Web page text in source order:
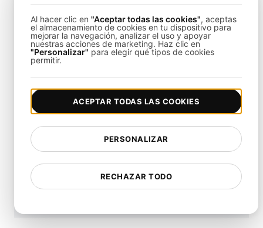
¿Qué tan rápido es tu
sitio web?
Mejora su velocidad y SEO sin problemas con
Al hacer clic en "Aceptar todas las cookies", aceptas
el almacenamiento de cookies en tu dispositivo para
mejorar la navegación, analizar el uso y apoyar
nuestras acciones de marketing. Haz clic en
"Personalizar" para elegir qué tipos de cookies
permitir.
RECHAZAR TODO
PERSONALIZAR
ACEPTAR TODAS LAS COOKIES